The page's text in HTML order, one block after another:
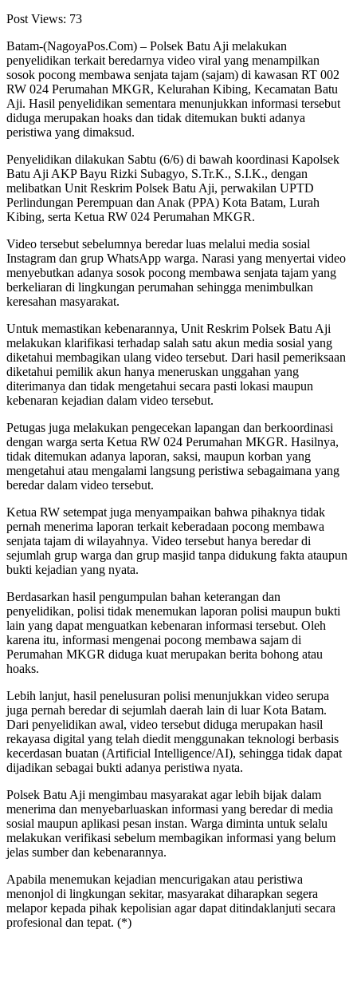
Post Views: 73
Batam-(NagoyaPos.Com) – Polsek Batu Aji melakukan
penyelidikan terkait beredarnya video viral yang menampilkan
sosok pocong membawa senjata tajam (sajam) di kawasan RT 002
RW 024 Perumahan MKGR, Kelurahan Kibing, Kecamatan Batu
Aji. Hasil penyelidikan sementara menunjukkan informasi tersebut
diduga merupakan hoaks dan tidak ditemukan bukti adanya
peristiwa yang dimaksud.
Penyelidikan dilakukan Sabtu (6/6) di bawah koordinasi Kapolsek
Batu Aji AKP Bayu Rizki Subagyo, S.Tr.K., S.I.K., dengan
melibatkan Unit Reskrim Polsek Batu Aji, perwakilan UPTD
Perlindungan Perempuan dan Anak (PPA) Kota Batam, Lurah
Kibing, serta Ketua RW 024 Perumahan MKGR.
Video tersebut sebelumnya beredar luas melalui media sosial
Instagram dan grup WhatsApp warga. Narasi yang menyertai video
menyebutkan adanya sosok pocong membawa senjata tajam yang
berkeliaran di lingkungan perumahan sehingga menimbulkan
keresahan masyarakat.
Untuk memastikan kebenarannya, Unit Reskrim Polsek Batu Aji
melakukan klarifikasi terhadap salah satu akun media sosial yang
diketahui membagikan ulang video tersebut. Dari hasil pemeriksaan
diketahui pemilik akun hanya meneruskan unggahan yang
diterimanya dan tidak mengetahui secara pasti lokasi maupun
kebenaran kejadian dalam video tersebut.
Petugas juga melakukan pengecekan lapangan dan berkoordinasi
dengan warga serta Ketua RW 024 Perumahan MKGR. Hasilnya,
tidak ditemukan adanya laporan, saksi, maupun korban yang
mengetahui atau mengalami langsung peristiwa sebagaimana yang
beredar dalam video tersebut.
Ketua RW setempat juga menyampaikan bahwa pihaknya tidak
pernah menerima laporan terkait keberadaan pocong membawa
senjata tajam di wilayahnya. Video tersebut hanya beredar di
sejumlah grup warga dan grup masjid tanpa didukung fakta ataupun
bukti kejadian yang nyata.
Berdasarkan hasil pengumpulan bahan keterangan dan
penyelidikan, polisi tidak menemukan laporan polisi maupun bukti
lain yang dapat menguatkan kebenaran informasi tersebut. Oleh
karena itu, informasi mengenai pocong membawa sajam di
Perumahan MKGR diduga kuat merupakan berita bohong atau
hoaks.
Lebih lanjut, hasil penelusuran polisi menunjukkan video serupa
juga pernah beredar di sejumlah daerah lain di luar Kota Batam.
Dari penyelidikan awal, video tersebut diduga merupakan hasil
rekayasa digital yang telah diedit menggunakan teknologi berbasis
kecerdasan buatan (Artificial Intelligence/AI), sehingga tidak dapat
dijadikan sebagai bukti adanya peristiwa nyata.
Polsek Batu Aji mengimbau masyarakat agar lebih bijak dalam
menerima dan menyebarluaskan informasi yang beredar di media
sosial maupun aplikasi pesan instan. Warga diminta untuk selalu
melakukan verifikasi sebelum membagikan informasi yang belum
jelas sumber dan kebenarannya.
Apabila menemukan kejadian mencurigakan atau peristiwa
menonjol di lingkungan sekitar, masyarakat diharapkan segera
melapor kepada pihak kepolisian agar dapat ditindaklanjuti secara
profesional dan tepat. (*)